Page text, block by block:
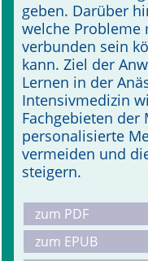
geben. Darüber
welche Probleme
verbunden sein
kann. Ziel der
Lernen in der
Intensivmedizin
Fachgebieten der
personalisierte
vermeiden und
steigern.
zum PDF
zum EPUB